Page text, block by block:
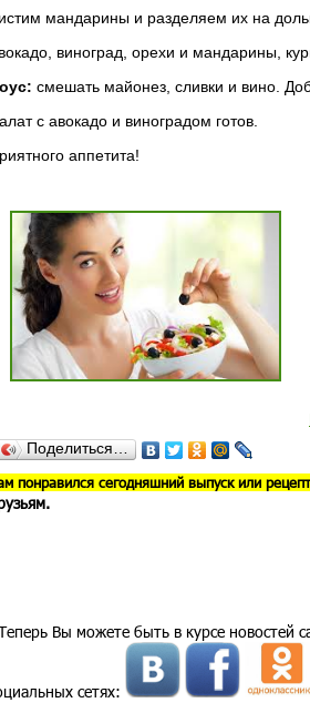
мандарины и разделяем их на
виноград, орехи и мандарины,
смешать майонез, сливки и вино.
с авокадо и виноградом готов.
аппетита!
Поделиться…
понравился сегодняшний выпуск или
Вы можете быть в курсе новостей
сетях: